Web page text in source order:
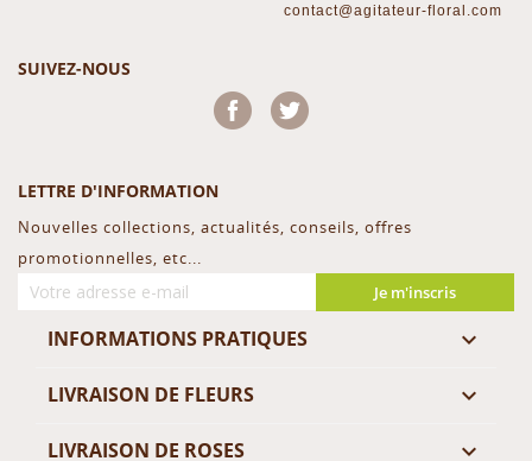
contact@agitateur-floral.com
SUIVEZ-NOUS
Facebook
LETTRE D'INFORMATION
Nouvelles collections, actualités, conseils, offres
promotionnelles, etc...
Je m'inscris
INFORMATIONS PRATIQUES 
LIVRAISON DE FLEURS 
LIVRAISON DE ROSES 